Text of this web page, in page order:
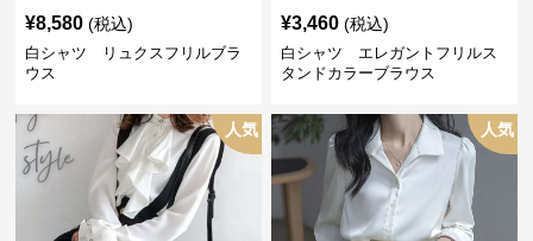
¥8,580 (税込)
白シャツ リュクスフリルブラ
ウス
¥3,460 (税込)
白シャツ エレガントフリルス
タンドカラーブラウス
人気 人気